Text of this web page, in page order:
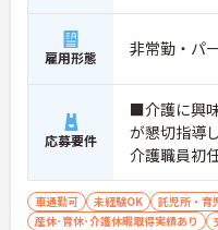
雇用形態 非常勤・パ
応募要件
■介護に興
が懇切指導
介護職員初
した方 ■資
煙のため喫
車通勤可 未経験OK 託児所・育
産休･育休･介護休暇取得実績あり